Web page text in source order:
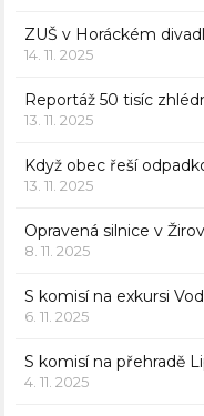
ZUŠ v Horáckém
14. 11. 2025
Reportáž 50 tisíc
13. 11. 2025
Když obec řeší
13. 11. 2025
Opravená silnice v
8. 11. 2025
S komisí na exkursi
6. 11. 2025
S komisí na přehradě
4. 11. 2025